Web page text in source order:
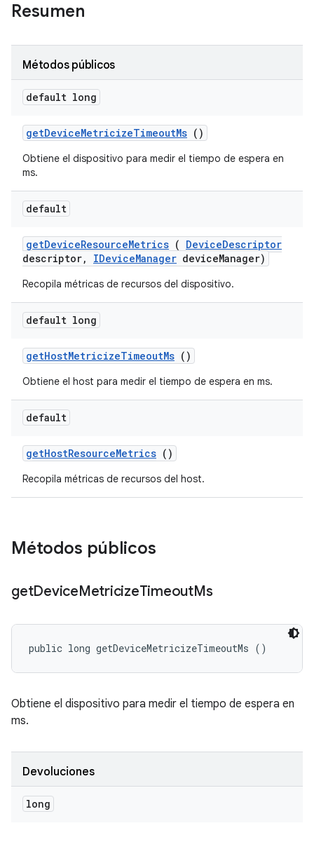
Resumen
Métodos públicos
default long
getDeviceMetricizeTimeoutMs ()
Obtiene el dispositivo para medir el tiempo de espera en
ms.
default
getDeviceResourceMetrics ( DeviceDescriptor
descriptor, IDeviceManager deviceManager)
Recopila métricas de recursos del dispositivo.
default long
getHostMetricizeTimeoutMs ()
Obtiene el host para medir el tiempo de espera en ms.
default
getHostResourceMetrics ()
Recopila métricas de recursos del host.
Métodos públicos
getDeviceMetricizeTimeoutMs
public long getDeviceMetricizeTimeoutMs ()
Obtiene el dispositivo para medir el tiempo de espera en
ms.
Devoluciones
long